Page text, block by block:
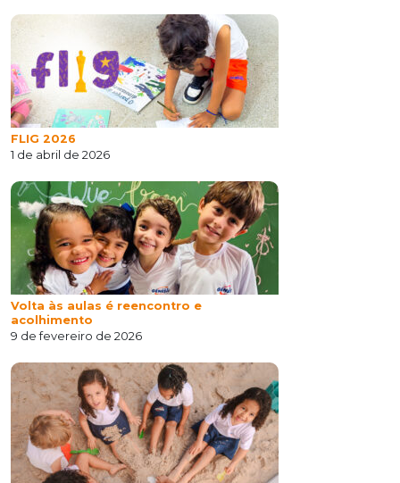
FLIG 2026
1 de abril de 2026
Volta às aulas é reencontro e
acolhimento
9 de fevereiro de 2026